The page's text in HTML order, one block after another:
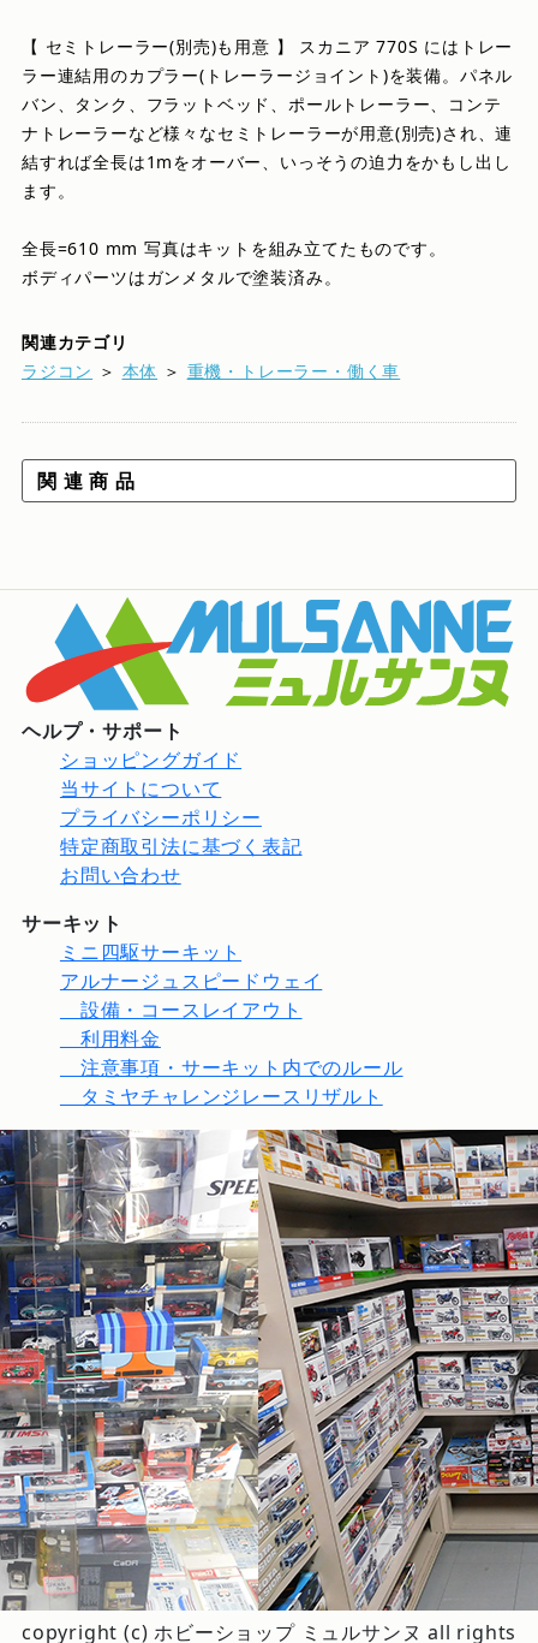
【 セミトレーラー(別売)も用意 】 スカニア 770S にはトレー
ラー連結用のカプラー(トレーラージョイント)を装備。パネル
バン、タンク、フラットベッド、ポールトレーラー、コンテ
ナトレーラーなど様々なセミトレーラーが用意(別売)され、連
結すれば全長は1mをオーバー、いっそうの迫力をかもし出し
ます。
全長=610 mm 写真はキットを組み立てたものです。
ボディパーツはガンメタルで塗装済み。
関連カテゴリ
ラジコン ＞ 本体 ＞ 重機・トレーラー・働く車
関 連 商 品
ヘルプ・サポート
ショッピングガイド
当サイトについて
プライバシーポリシー
特定商取引法に基づく表記
お問い合わせ
サーキット
ミニ四駆サーキット
アルナージュスピードウェイ
設備・コースレイアウト
利用料金
注意事項・サーキット内でのルール
タミヤチャレンジレースリザルト
copyright (c) ホビーショップ ミュルサンヌ all rights